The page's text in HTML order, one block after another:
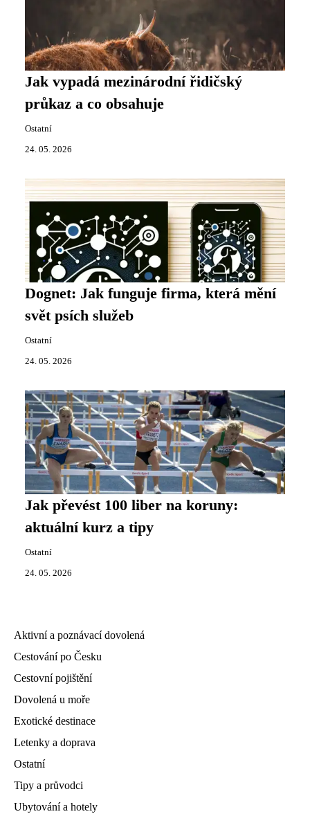
Jak vypadá mezinárodní řidičský
průkaz a co obsahuje
Ostatní
24. 05. 2026
Dognet: Jak funguje firma, která mění
svět psích služeb
Ostatní
24. 05. 2026
Jak převést 100 liber na koruny:
aktuální kurz a tipy
Ostatní
24. 05. 2026
Aktivní a poznávací dovolená
Cestování po Česku
Cestovní pojištění
Dovolená u moře
Exotické destinace
Letenky a doprava
Ostatní
Tipy a průvodci
Ubytování a hotely